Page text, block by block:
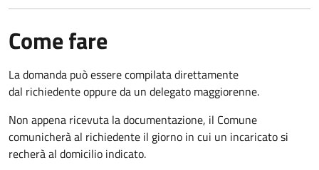
Come fare
La domanda può essere compilata direttamente
dal richiedente oppure da un delegato maggiorenne.
Non appena ricevuta la documentazione, il Comune
comunicherà al richiedente il giorno in cui un incaricato si
recherà al domicilio indicato.